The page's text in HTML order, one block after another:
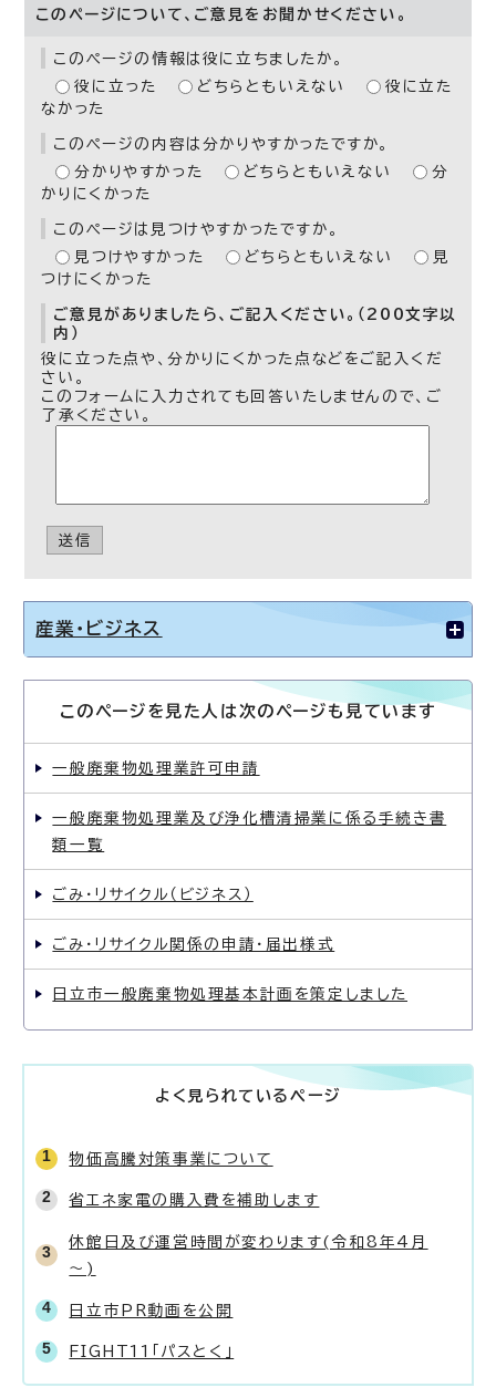
このページについて、ご意見をお聞かせください。
このページの情報は役に立ちましたか。
役に立った
どちらともいえない
役に立た
なかった
このページの内容は分かりやすかったですか。
分かりやすかった
どちらともいえない
分
かりにくかった
このページは見つけやすかったですか。
見つけやすかった
どちらともいえない
見
つけにくかった
ご意見がありましたら、ご記入ください。（200文字以
内）
役に立った点や、分かりにくかった点などをご記入くだ
さい。
このフォームに入力されても回答いたしませんので、ご
了承ください。
送信
産業・ビジネス
このページを見た人は次のページも見ています
一般廃棄物処理業許可申請
一般廃棄物処理業及び浄化槽清掃業に係る手続き書
類一覧
ごみ・リサイクル（ビジネス）
ごみ・リサイクル関係の申請・届出様式
日立市一般廃棄物処理基本計画を策定しました
よく見られているページ
物価高騰対策事業について
省エネ家電の購入費を補助します
休館日及び運営時間が変わります(令和8年4月
～)
日立市PR動画を公開
FIGHT11「パスとく」